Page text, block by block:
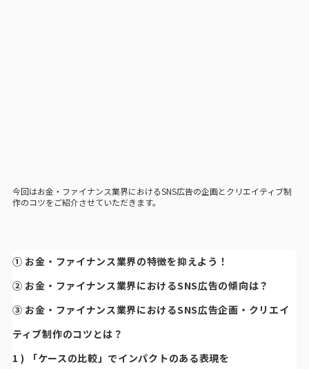
今回はお金・ファイナンス業界におけるSNS広告の企画とクリエイティブ制
作のコツをご紹介させていただきます。
① お金・ファイナンス業界の特徴を抑えよう！
② お金・ファイナンス業界におけるSNS広告の傾向は？
③ お金・ファイナンス業界におけるSNS広告企画・クリエイ
ティブ制作のコツとは？
1 ) 「ケースの比較」でインパクトのある表現を